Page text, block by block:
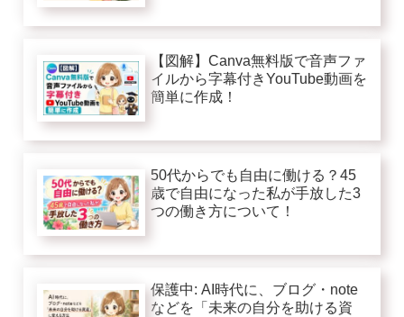
【図解】Canva無料版で音声ファ
イルから字幕付きYouTube動画を
簡単に作成！
50代からでも自由に働ける？45
歳で自由になった私が手放した3
つの働き方について！
保護中: AI時代に、ブログ・note
などを「未来の自分を助ける資